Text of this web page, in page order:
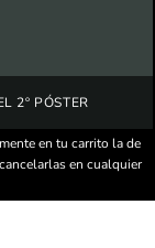
2º PÓSTER
en tu carrito la de
en cualquier